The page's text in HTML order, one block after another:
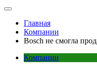
Главная
Компании
Bosch не смогла
Компании